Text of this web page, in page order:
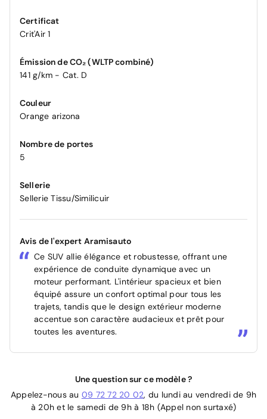
Certificat
Crit'Air 1
Émission de CO₂ (WLTP combiné)
141 g/km - Cat. D
Couleur
Orange arizona
Nombre de portes
5
Sellerie
Sellerie Tissu/Similicuir
Avis de l'expert Aramisauto
Ce SUV allie élégance et robustesse, offrant une
expérience de conduite dynamique avec un
moteur performant. L'intérieur spacieux et bien
équipé assure un confort optimal pour tous les
trajets, tandis que le design extérieur moderne
accentue son caractère audacieux et prêt pour
toutes les aventures.
Une question sur ce modèle ?
Appelez-nous au 09 72 72 20 02, du lundi au vendredi de 9h
à 20h et le samedi de 9h à 18h (Appel non surtaxé)